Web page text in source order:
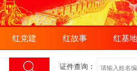
红党建 红故事 红基地
证件查询：